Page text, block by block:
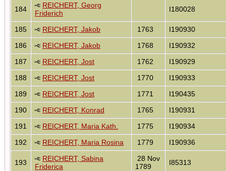
184
REICHERT, Georg
Friderich
I180028
185 REICHERT, Jakob 1763
I190930
186
REICHERT, Jakob 1768
I190932
187
REICHERT, Jost 1762
I190929
188
REICHERT, Jost 1770
I190933
189
REICHERT, Jost 1771
I190435
190
REICHERT, Konrad 1765
I190931
191
REICHERT, Maria Kath. 1775
I190934
192
REICHERT, Maria Rosina 1779 I190936
193
REICHERT, Sabina
Friderica
28 Nov
1789
I85313